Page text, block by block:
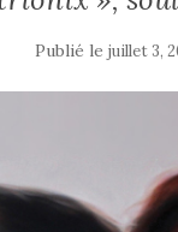
Publié le juillet 3,